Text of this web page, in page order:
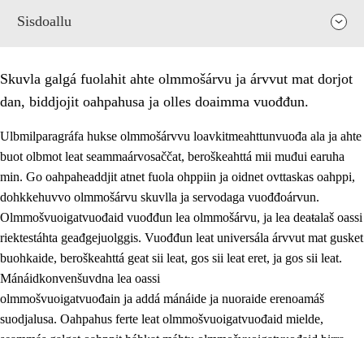
Sisdoallu
1. Oahpahusa árvovuođđu
1.1 Olmmošárvu
1.2 Identitehta ja kultuvrralaš girjáivuohta
Skuvla galgá fuolahit ahte olmmošárvu ja árvvut mat dorjot
dan, biddjojit oahpahusa ja olles doaimma vuođđun.
Ulbmilparagráfa hukse olmmošárvvu loavkitmeahttunvuođa ala ja ahte
buot olbmot leat seammaárvosaččat, beroškeahttá mii muđui earuha
min. Go oahpaheaddjit atnet fuola ohppiin ja oidnet ovttaskas oahppi,
dohkkehuvvo olmmošárvu skuvlla ja servodaga vuođđoárvun.
Olmmošvuoigatvuođaid vuođđun lea olmmošárvu, ja lea deaŧalaš oassi
riektestáhta geađgejuolggis. Vuođđun leat universála árvvut mat gusket
buohkaide, beroškeahttá geat sii leat, gos sii leat eret, ja gos sii leat.
Mánáidkonvenšuvdna lea oassi
olmmošvuoigatvuođain ja addá mánáide ja nuoraide erenoamáš
suodjalusa. Oahpahus ferte leat olmmošvuoigatvuođaid mielde,